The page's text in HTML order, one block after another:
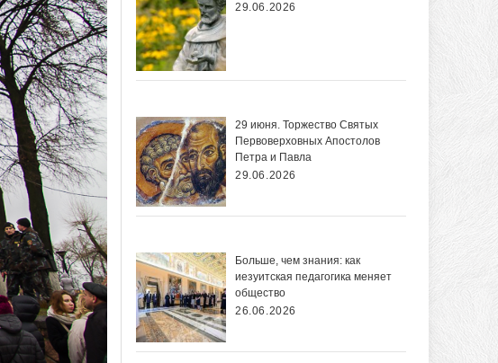
29.06.2026
29 июня. Торжество Святых
Первоверховных Апостолов
Петра и Павла
29.06.2026
Больше, чем знания: как
иезуитская педагогика меняет
общество
26.06.2026